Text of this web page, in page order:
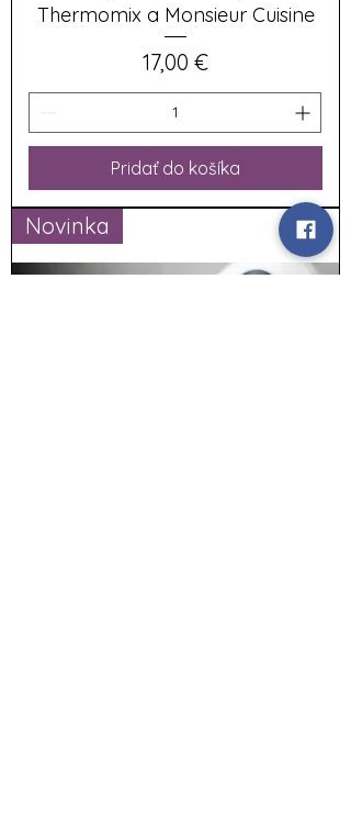
Thermomix a Monsieur Cuisine
Cena
17,00 €
Pridať do košíka
Novinka